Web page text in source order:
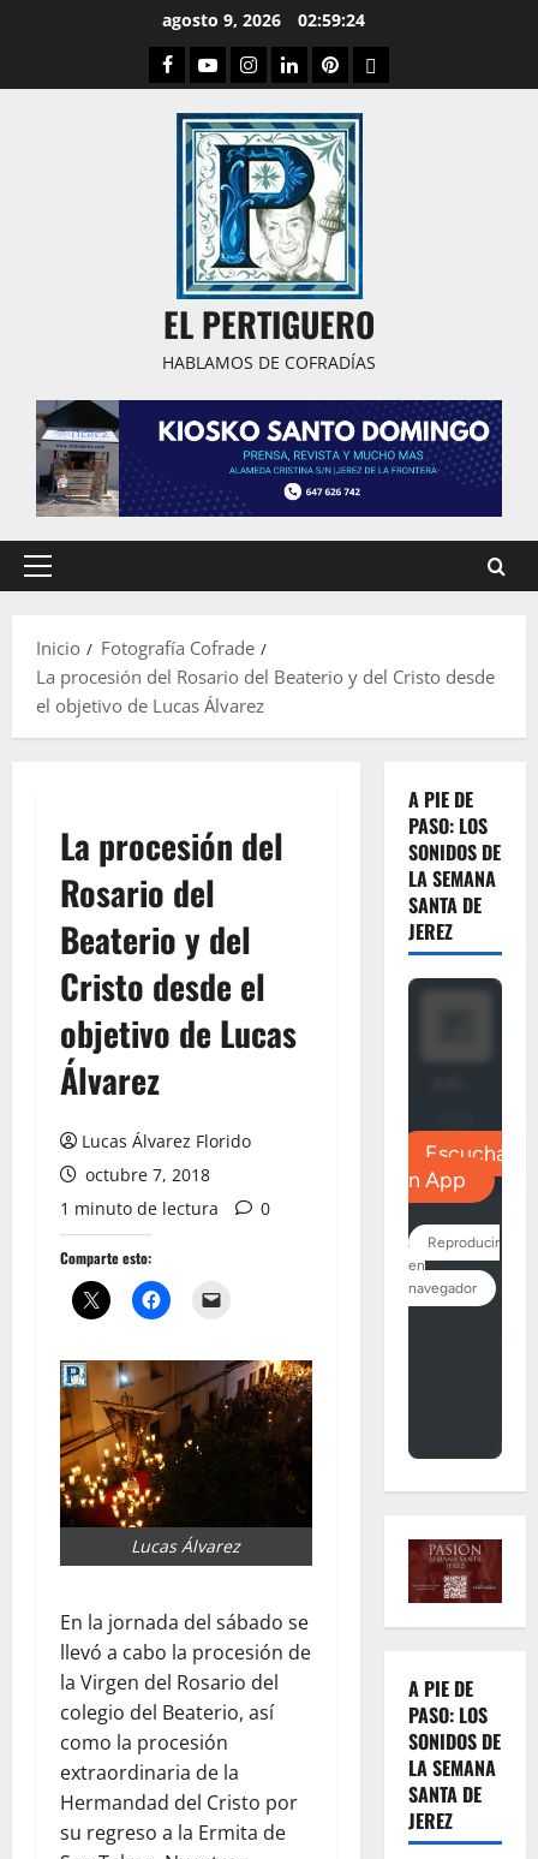
agosto 9, 2026 02:59:25
Facebook
YoutubeInstagram
LinkedPinterestDribbble
EL PERTIGUERO
HABLAMOS DE COFRADÍAS
Menú
Inicio
Fotografía Cofrade
La procesión del Rosario del Beaterio y del Cristo desde
el objetivo de Lucas Álvarez
La procesión del
Rosario del
Beaterio y del
Cristo desde el
objetivo de Lucas
Álvarez
Lucas Álvarez Florido
octubre 7, 2018
1 minuto de lectura
0
Comparte esto:
Lucas Álvarez
En la jornada del sábado se
llevó a cabo la procesión de
la Virgen del Rosario del
colegio del Beaterio, así
como la procesión
extraordinaria de la
Hermandad del Cristo por
su regreso a la Ermita de
A PIE DE
PASO: LOS
SONIDOS DE
LA SEMANA
SANTA DE
JEREZ
A PIE DE
PASO: LOS
SONIDOS DE
LA SEMANA
SANTA DE
JEREZ